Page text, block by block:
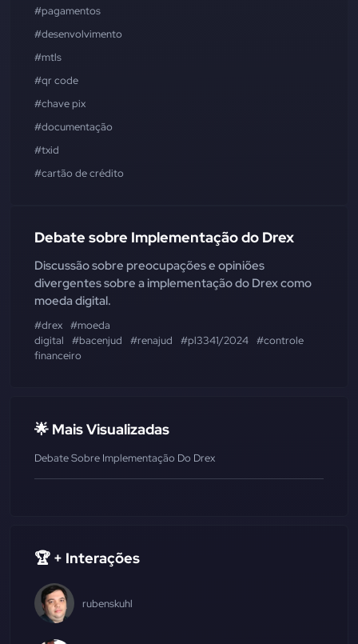
#pagamentos
#desenvolvimento
#mtls
#qr code
#chave pix
#documentação
#txid
#cartão de crédito
Debate sobre Implementação do Drex
Discussão sobre preocupações e opiniões
divergentes sobre a implementação do Drex como
moeda digital.
#drex #moeda
digital
#bacenjud #renajud #pl3341/2024 #controle
financeiro
🌟 Mais Visualizadas
Debate Sobre Implementação Do Drex
🏆 + Interações
rubenskuhl